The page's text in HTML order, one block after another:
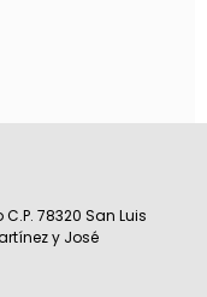
C.P. 78320 San Luis
y José